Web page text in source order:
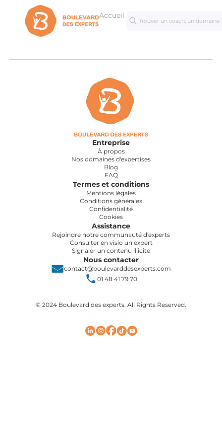
Accueil
Séances
personnalisées
Entreprise
À propos
Nos domaines d'expertises
Blog
FAQ
Termes et conditions
Mentions légales
Conditions générales
Confidentialité
Cookies
Assistance
Rejoindre notre communauté d'experts
Consulter en visio un expert
Signaler un contenu illicite
Nous contacter
contact@boulevarddesexperts.com
01 48 41 79 70
© 2024 Boulevard des experts. All Rights Reserved.